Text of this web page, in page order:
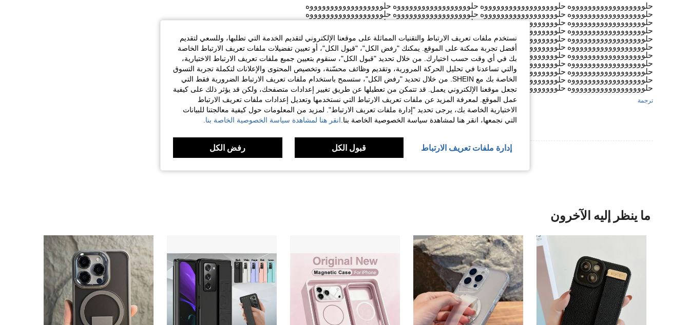
حلووووووووووووووووووه حلووووووووووووووووووه حلووووووووووووووووووه حلووووووووووووووووووه
حلووووووووووووووووووه حلووووووووووووووووووه حلووووووووووووووووووه حلووووووووووووووووووه
حلووووووووووووووووووه حلووووووووووووووووووه حلووووووووووووووووووه حلووووووووووووووووووه
حلووووووووووووووووووه حلووووووووووووووووووه حلووووووووووووووووووه حلووووووووووووووووووه
حلووووووووووووووووووه حلووووووووووووووووووه حلووووووووووووووووووه حلووووووووووووووووووه
حلووووووووووووووووووه حلووووووووووووووووووه حلووووووووووووووووووه حلووووووووووووووووووه
حلووووووووووووووووووه حلووووووووووووووووووه حلووووووووووووووووووه حلووووووووووووووووووه
حلووووووووووووووووووه حلووووووووووووووووووه حلووووووووووووووووووه حلووووووووووووووووووه
حلووووووووووووووووووه حلووووووووووووووووووه حلووووووووووووووووووه حلووووووووووووووووووه
حلووووووووووووووووووه حلووووووووووووووووووه حلووووووووووووووووووه حلووووووووووووووووووه
حلووووووووووووووووووه حلووووووووووووووووووه حلووووووووووووووووووه حلووووووووه
ترجمة
عرض المزيد من المراجعات
ما ينظر إليه الآخرون
نستخدم ملفات تعريف الارتباط والتقنيات المماثلة على موقعنا الإلكتروني لتقديم الخدمة التي تطلبها، وللسعي لتقديم
أفضل تجربة ممكنة على الموقع. يمكنك "رفض الكل"، "قبول الكل"، أو تعيين تفضيلات ملفات تعريف الارتباط الخاصة
بك في أي وقت حسب اختيارك. من خلال تحديد "قبول الكل"، سنقوم بتعيين جميع ملفات تعريف الارتباط الاختيارية،
والتي تساعدنا في تحليل الحركة المرورية، وتقديم وظائف محسّنة، وتخصيص المحتوى والإعلانات لتكملة تجربة التسوق
الخاصة بك مع SHEIN. من خلال تحديد "رفض الكل"، ستسمح باستخدام ملفات تعريف الارتباط الضرورية فقط التي
تجعل موقعنا الإلكتروني يعمل. قد تتمكن من تعطيلها عن طريق تغيير إعدادات متصفحك، ولكن قد يؤثر ذلك على كيفية
عمل الموقع. لمعرفة المزيد عن ملفات تعريف الارتباط التي نستخدمها وتعديل إعدادات ملفات تعريف الارتباط
الاختيارية الخاصة بك، يرجى تحديد "إدارة ملفات تعريف الارتباط". لمزيد من المعلومات حول كيفية معالجتنا للبيانات
التي نجمعها، انقر هنا لمشاهدة سياسة الخصوصية الخاصة بنا. انقر هنا لمشاهدة سياسة الخصوصية الخاصة بنا.
إدارة ملفات تعريف الارتباط قبول الكل رفض الكل